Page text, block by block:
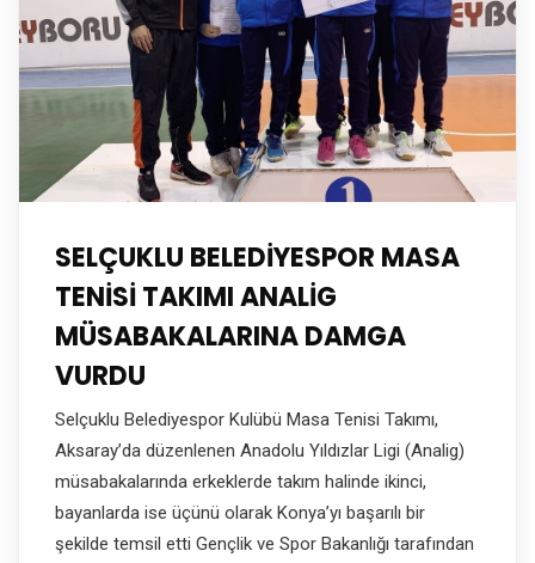
SELÇUKLU BELEDİYESPOR MASA
TENİSİ TAKIMI ANALİG
MÜSABAKALARINA DAMGA
VURDU
Selçuklu Belediyespor Kulübü Masa Tenisi Takımı,
Aksaray’da düzenlenen Anadolu Yıldızlar Ligi (Analig)
müsabakalarında erkeklerde takım halinde ikinci,
bayanlarda ise üçünü olarak Konya’yı başarılı bir
şekilde temsil etti Gençlik ve Spor Bakanlığı tarafından